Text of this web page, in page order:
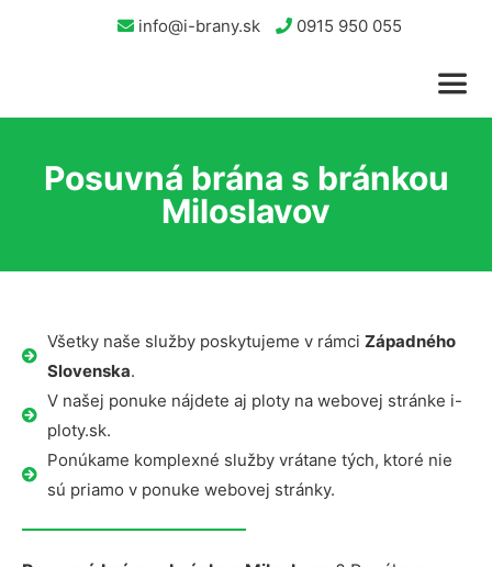
info@i-brany.sk 0915 950 055
Posuvná brána s bránkou
Miloslavov
Všetky naše služby poskytujeme v rámci Západného
Slovenska.
V našej ponuke nájdete aj ploty na webovej stránke i-
ploty.sk.
Ponúkame komplexné služby vrátane tých, ktoré nie
sú priamo v ponuke webovej stránky.